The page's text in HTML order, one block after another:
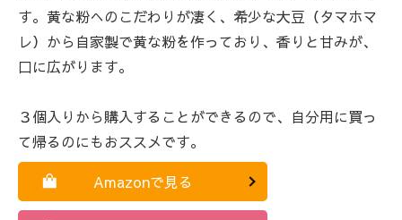
す。黄な粉へのこだわりが凄く、希少な大豆（タマホマ
レ）から自家製で黄な粉を作っており、香りと甘みが、
口に広がります。
３個入りから購入することができるので、自分用に買っ
て帰るのにもおススメです。
Amazonで見る